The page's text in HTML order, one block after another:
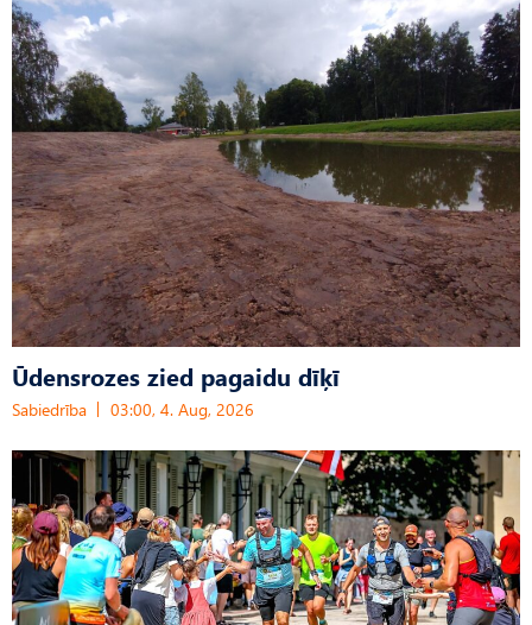
Ūdensrozes zied pagaidu dīķī
Sabiedrība 03:00, 4. Aug, 2026